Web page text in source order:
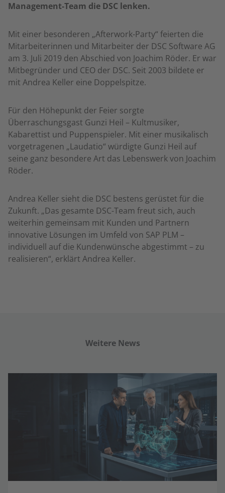
Management-Team die DSC lenken.
Mit einer besonderen „Afterwork-Party“ feierten die
Mitarbeiterinnen und Mitarbeiter der DSC Software AG
am 3. Juli 2019 den Abschied von Joachim Röder. Er war
Mitbegründer und CEO der DSC. Seit 2003 bildete er
mit Andrea Keller eine Doppelspitze.
Für den Höhepunkt der Feier sorgte
Überraschungsgast Gunzi Heil – Kultmusiker,
Kabarettist und Puppenspieler. Mit einer musikalisch
vorgetragenen „Laudatio“ würdigte Gunzi Heil auf
seine ganz besondere Art das Lebenswerk von Joachim
Röder.
Andrea Keller sieht die DSC bestens gerüstet für die
Zukunft. „Das gesamte DSC-Team freut sich, auch
weiterhin gemeinsam mit Kunden und Partnern
innovative Lösungen im Umfeld von SAP PLM –
individuell auf die Kundenwünsche abgestimmt – zu
realisieren“, erklärt Andrea Keller.
Weitere News